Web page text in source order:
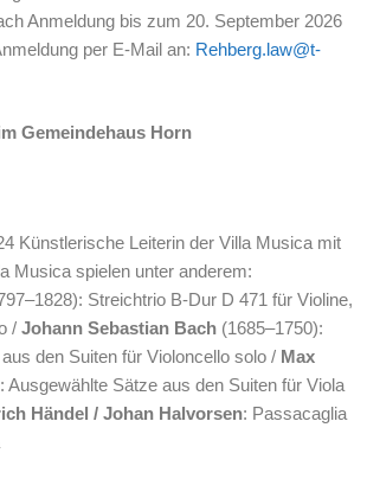
Anmeldung bis zum 20. September 2026
per E-Mail an: Rehberg.law@t-
Gemeindehaus Horn
Künstlerische Leiterin der Villa Musica mit
Musica spielen unter anderem:
Streichtrio B-Dur D 471 für Violine,
/ Johann Sebastian Bach (1685–1750):
den Suiten für Violoncello solo / Max
Ausgewählte Sätze aus den Suiten für Viola
Händel / Johan Halvorsen: Passacaglia